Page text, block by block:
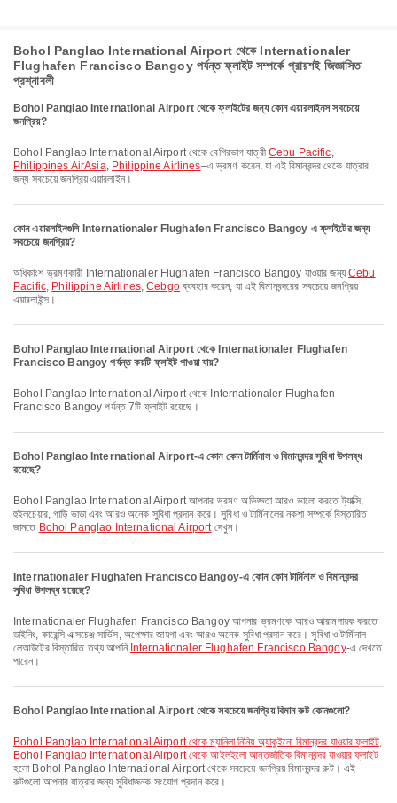
Bohol Panglao International Airport থেকে Internationaler
Flughafen Francisco Bangoy পর্যন্ত ফ্লাইট সম্পর্কে প্রায়শই জিজ্ঞাসিত
প্রশ্নাবলী
Bohol Panglao International Airport থেকে ফ্লাইটের জন্য কোন এয়ারলাইনস সবচেয়ে
জনপ্রিয়?
Bohol Panglao International Airport থেকে বেশিরভাগ যাত্রী Cebu Pacific,
Philippines AirAsia, Philippine Airlines–এ ভ্রমণ করেন, যা এই বিমানবন্দর থেকে যাত্রার
জন্য সবচেয়ে জনপ্রিয় এয়ারলাইন।
কোন এয়ারলাইনগুলি Internationaler Flughafen Francisco Bangoy এ ফ্লাইটের জন্য
সবচেয়ে জনপ্রিয়?
অধিকাংশ ভ্রমণকারী Internationaler Flughafen Francisco Bangoy যাওয়ার জন্য Cebu
Pacific, Philippine Airlines,Cebgoব্যবহার করেন, যা এই বিমানবন্দরের সবচেয়ে জনপ্রিয়
এয়ারলাইন্স।
Bohol Panglao International Airport থেকে Internationaler Flughafen
Francisco Bangoy পর্যন্ত কয়টি ফ্লাইট পাওয়া যায়?
Bohol Panglao International Airport থেকে Internationaler Flughafen
Francisco Bangoy পর্যন্ত 7টি ফ্লাইট রয়েছে।
Bohol Panglao International Airport-এ কোন কোন টার্মিনাল ও বিমানবন্দর সুবিধা উপলব্ধ
রয়েছে?
Bohol Panglao International Airport আপনার ভ্রমণ অভিজ্ঞতা আরও ভালো করতে ট্যাক্সি,
হুইলচেয়ার, গাড়ি ভাড়া এবং আরও অনেক সুবিধা প্রদান করে। সুবিধা ও টার্মিনালের নকশা সম্পর্কে বিস্তারিত
জানতে Bohol Panglao International Airportদেখুন।
Internationaler Flughafen Francisco Bangoy-এ কোন কোন টার্মিনাল ও বিমানবন্দর
সুবিধা উপলব্ধ রয়েছে?
Internationaler Flughafen Francisco Bangoy আপনার ভ্রমণকে আরও আরামদায়ক করতে
ডাইনিং, কারেন্সি এক্সচেঞ্জ সার্ভিস, অপেক্ষার জায়গা এবং আরও অনেক সুবিধা প্রদান করে। সুবিধা ও টার্মিনাল
লেআউটের বিস্তারিত তথ্য আপনি Internationaler Flughafen Francisco Bangoy-এ দেখতে
পারেন।
Bohol Panglao International Airport থেকে সবচেয়ে জনপ্রিয় বিমান রুট কোনগুলো?
Bohol Panglao International Airport থেকে ম্যানিলা নিনিয় অ্যাকুইনো বিমানবন্দর যাওয়ার ফ্লাইট,
Bohol Panglao International Airport থেকে আইলইলো আন্তর্জাতিক বিমানবন্দর যাওয়ার ফ্লাইট
হলো Bohol Panglao International Airport থেকে সবচেয়ে জনপ্রিয় বিমানবন্দর রুট। এই
রুটগুলো আপনার যাত্রার জন্য সুবিধাজনক সংযোগ প্রদান করে।